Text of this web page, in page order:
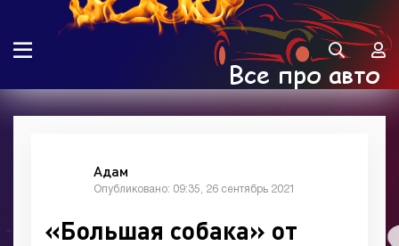
Адам
Опубликовано: 09:35, 26 сентябрь 2021
«Большая собака» от